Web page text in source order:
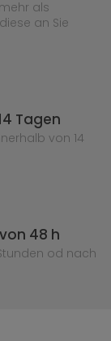
als
an Sie
Tagen
von 14
48 h
od nach